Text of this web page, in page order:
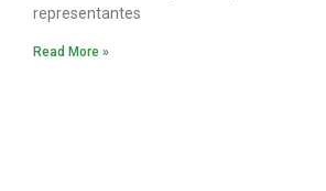
representantes
Read More »